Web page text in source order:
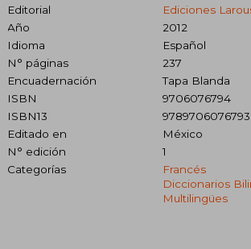
Editorial
Ediciones
Año
2012
Idioma
Español
N° páginas
237
Encuadernación
Tapa Blanda
ISBN
9706076794
ISBN13
9789706076793
Editado en
México
N° edición
1
Categorías
Francés
Diccionarios
Multilingües